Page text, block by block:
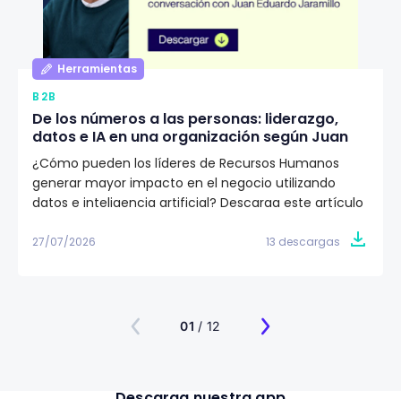
Herramientas
B2B
De los números a las personas: liderazgo,
datos e IA en una organización según Juan
Eduardo Jaramillo
¿Cómo pueden los líderes de Recursos Humanos
generar mayor impacto en el negocio utilizando
datos e inteligencia artificial? Descarga este artículo
VP de Talento Humano en Emtelco, sobre el papel del
27/07/2026 13 descargas
01 / 12